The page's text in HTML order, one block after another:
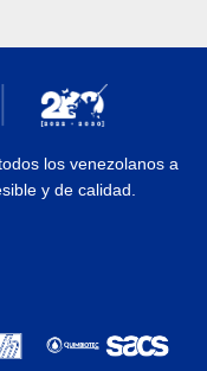
los venezolanos a
y de calidad.